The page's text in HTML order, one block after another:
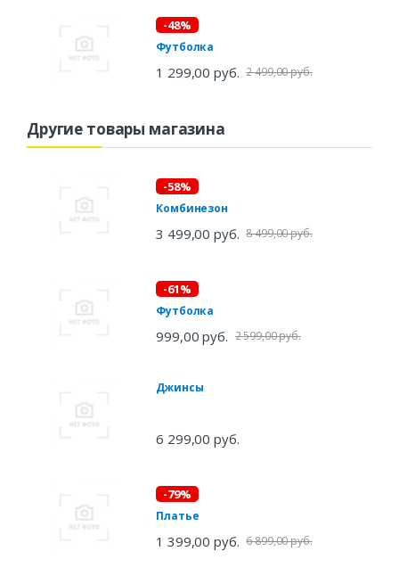
-48%
Футболка
1 299,00 руб. 2 499,00 руб.
Другие товары магазина
-58%
Комбинезон
3 499,00 руб. 8 499,00 руб.
-61%
Футболка
999,00 руб. 2 599,00 руб.
Джинсы
6 299,00 руб.
-79%
Платье
1 399,00 руб. 6 899,00 руб.